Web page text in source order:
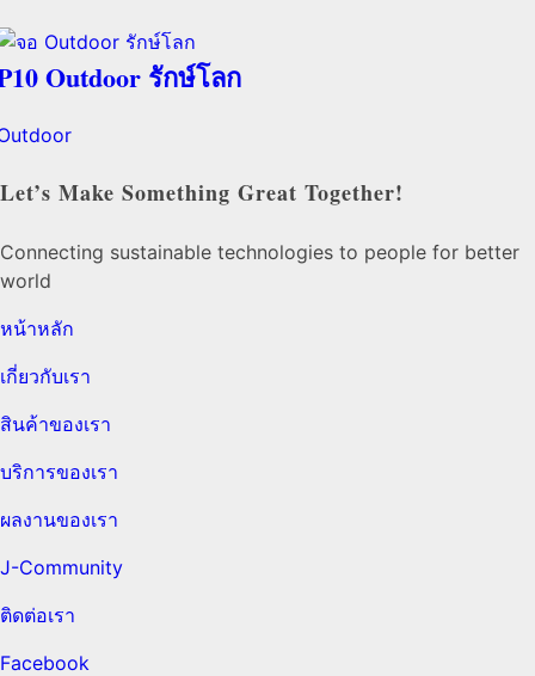
Outdoor รักษ์โลก
Let’s Make Something Great Together!
Connecting sustainable technologies to people for better
world
หน้าหลัก
เกี่ยวกับเรา
สินค้าของเรา
บริการของเรา
ผลงานของเรา
J-Community
ติดต่อเรา
Facebook